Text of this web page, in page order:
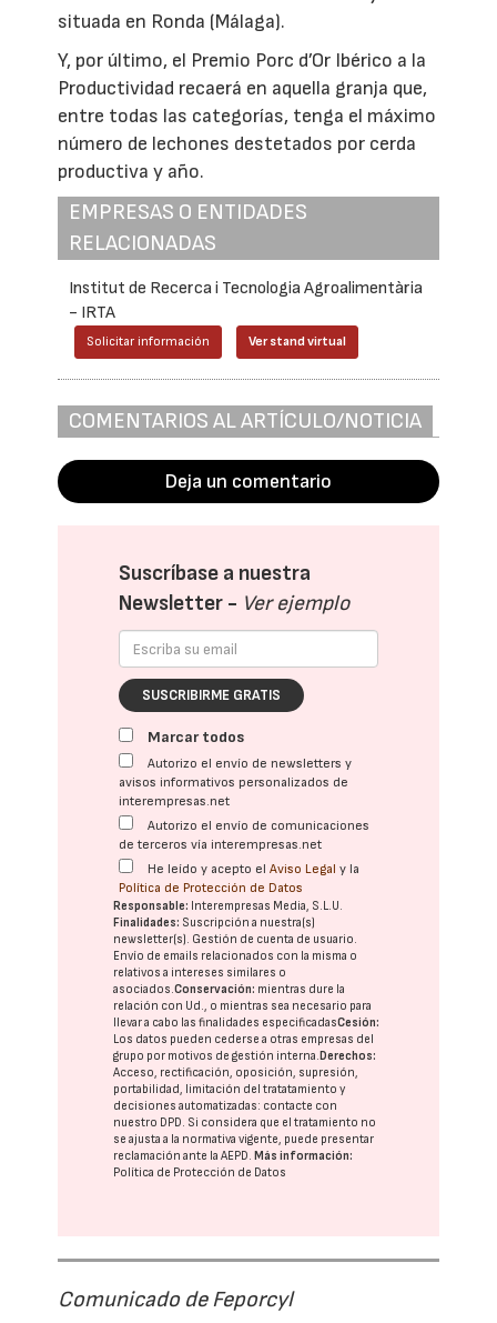
situada en Ronda (Málaga).
Y, por último, el Premio Porc d’Or Ibérico a la
Productividad recaerá en aquella granja que,
entre todas las categorías, tenga el máximo
número de lechones destetados por cerda
productiva y año.
EMPRESAS O ENTIDADES
RELACIONADAS
Institut de Recerca i Tecnologia Agroalimentària
- IRTA
Solicitar información Ver stand virtual
COMENTARIOS AL ARTÍCULO/NOTICIA
Deja un comentario
Suscríbase a nuestra
Newsletter - Ver ejemplo
SUSCRIBIRME GRATIS
Marcar todos
Autorizo el envío de newsletters y
avisos informativos personalizados de
interempresas.net
Autorizo el envío de comunicaciones
de terceros vía interempresas.net
He leído y acepto elAviso Legal y la
Política de Protección de Datos
Responsable: Interempresas Media, S.L.U.
Finalidades: Suscripción a nuestra(s)
newsletter(s). Gestión de cuenta de usuario.
Envío de emails relacionados con la misma o
relativos a intereses similares o
asociados.Conservación: mientras dure la
relación con Ud., o mientras sea necesario para
llevar a cabo las finalidades especificadasCesión:
Los datos pueden cederse a otras empresas del
grupo por motivos de gestión interna. Derechos:
Acceso, rectificación, oposición, supresión,
portabilidad, limitación del tratatamiento y
decisiones automatizadas: contacte con
nuestro DPD. Si considera que el tratamiento no
se ajusta a la normativa vigente, puede presentar
reclamación ante laAEPD. Más información:
Política de Protección de Datos
Comunicado de Feporcyl